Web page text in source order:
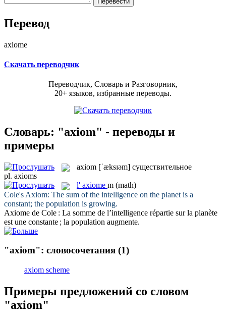
Перевод
axiome
Скачать переводчик
Переводчик, Словарь и Разговорник,
20+ языков, избранные переводы.
Словарь: "axiom" - переводы и
примеры
axiom [ˈæksɪəm] существительное
pl. axioms
l' axiome m (math)
Cole's Axiom: The sum of the intelligence on the planet is a
constant; the population is growing.
Axiome de Cole : La somme de l’intelligence répartie sur la planète
est une constante ; la population augmente.
"axiom": словосочетания (1)
axiom scheme
Примеры предложений со словом
"axiom"